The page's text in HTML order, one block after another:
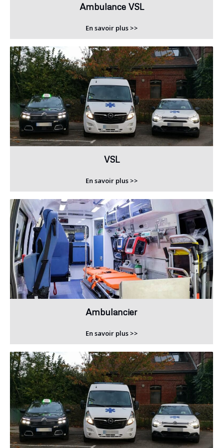
Ambulance VSL
En savoir plus >>
VSL
En savoir plus >>
Ambulancier
En savoir plus >>